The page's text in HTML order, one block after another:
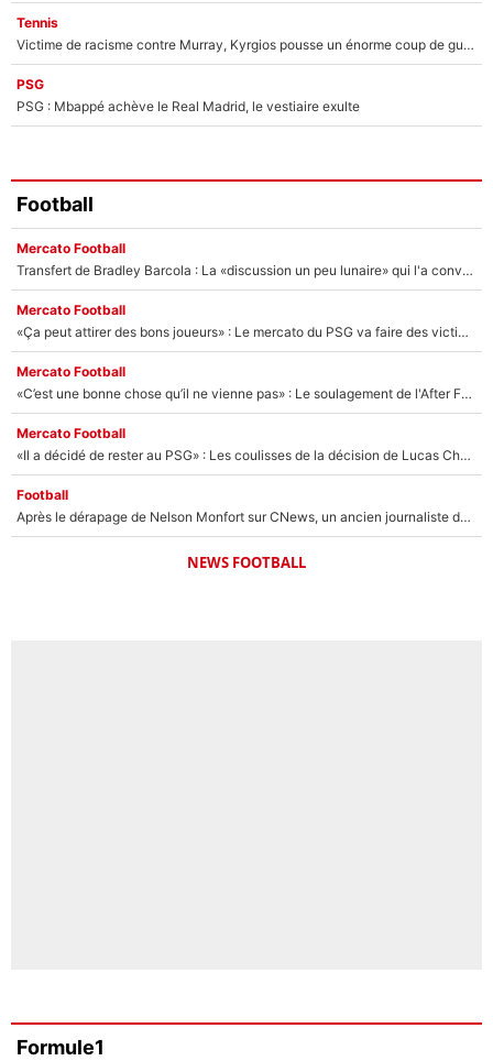
Tennis
Victime de racisme contre Murray, Kyrgios pousse un énorme coup de gueule !
PSG
PSG : Mbappé achève le Real Madrid, le vestiaire exulte
Football
Mercato Football
Transfert de Bradley Barcola : La «discussion un peu lunaire» qui l'a convaincu de quitter le PSG, son entourage est pointé du doigt
Mercato Football
«Ça peut attirer des bons joueurs» : Le mercato du PSG va faire des victimes dans l'effectif de Luis Enrique ?
Mercato Football
«C’est une bonne chose qu’il ne vienne pas» : Le soulagement de l'After Foot après le transfert avorté de Yan Diomandé au PSG
Mercato Football
«Il a décidé de rester au PSG» : Les coulisses de la décision de Lucas Chevalier pour son transfert
Football
Après le dérapage de Nelson Monfort sur CNews, un ancien journaliste de France Télévisions relance la polémique sur les incendies en Gironde
NEWS FOOTBALL
Formule1